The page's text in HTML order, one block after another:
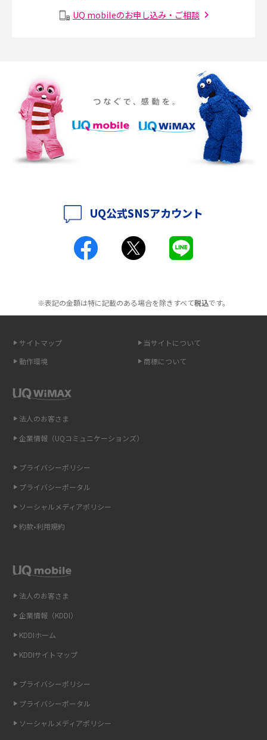
メッシュWi-Fiとは？仕組みやメリット・デメリット、中継機との違いを解
ポケット型Wi-Fiをレンタルするメリットとは？選び方や向いている方の特
徴も紹介
持ち運びできるポケット型Wi-Fiのおススメの選び方は？メリット・デメリ
ットも紹介
ポケット型Wi-Fiとは？通信の仕組みやメリット・デメリットを解説
工事不要！置くだけWi-Fiの特徴は？メリット・デメリットや選び方を解説
無制限で利用できるポケット型Wi-Fiは？選び方や通信費を抑える方法も紹
ポケット型Wi-Fi（モバイルWi-Fi）とは？おススメする方の特徴や選び方を
即日受け取りできるポケット型Wi-Fiはある？すぐに使うための方法や注意
ONU（光回線終端装置）とは？モデム・ルーター・ホームゲートウェイと
ギガバイト（GB）とは？1GBの目安やギガが足りない時の対処法を紹介
Wi-Fi 6とは？Wi-Fi 5との違いやメリットと注意点、規格の種類も解説
Wi-Fiを自宅に設置する方法は？必要なことやポイントも紹介
光ファイバーとは？仕組みやメリット・デメリットを初心者向けにわかり
やすく解説
を解説
6Gとはどんな通信技術？Beyond 5Gや実用化の課題などを解説
方法を解説
UQ mobileのお申し込み・ご相談
UQ公式SNSアカウント
※表記の金額は特に記載のある場合を除きすべて税込です。
サイトマップ
当サイトについて
動作環境
商標について
法人のお客さま
企業情報（KDDI）
KDDIホーム
KDDIサイトマップ
プライバシーポリシー
プライバシーポータル
ソーシャルメディアポリシー
法人のお客さま
企業情報（UQコミュニケーションズ）
プライバシーポリシー
プライバシーポータル
ソーシャルメディアポリシー
約款•利用規約